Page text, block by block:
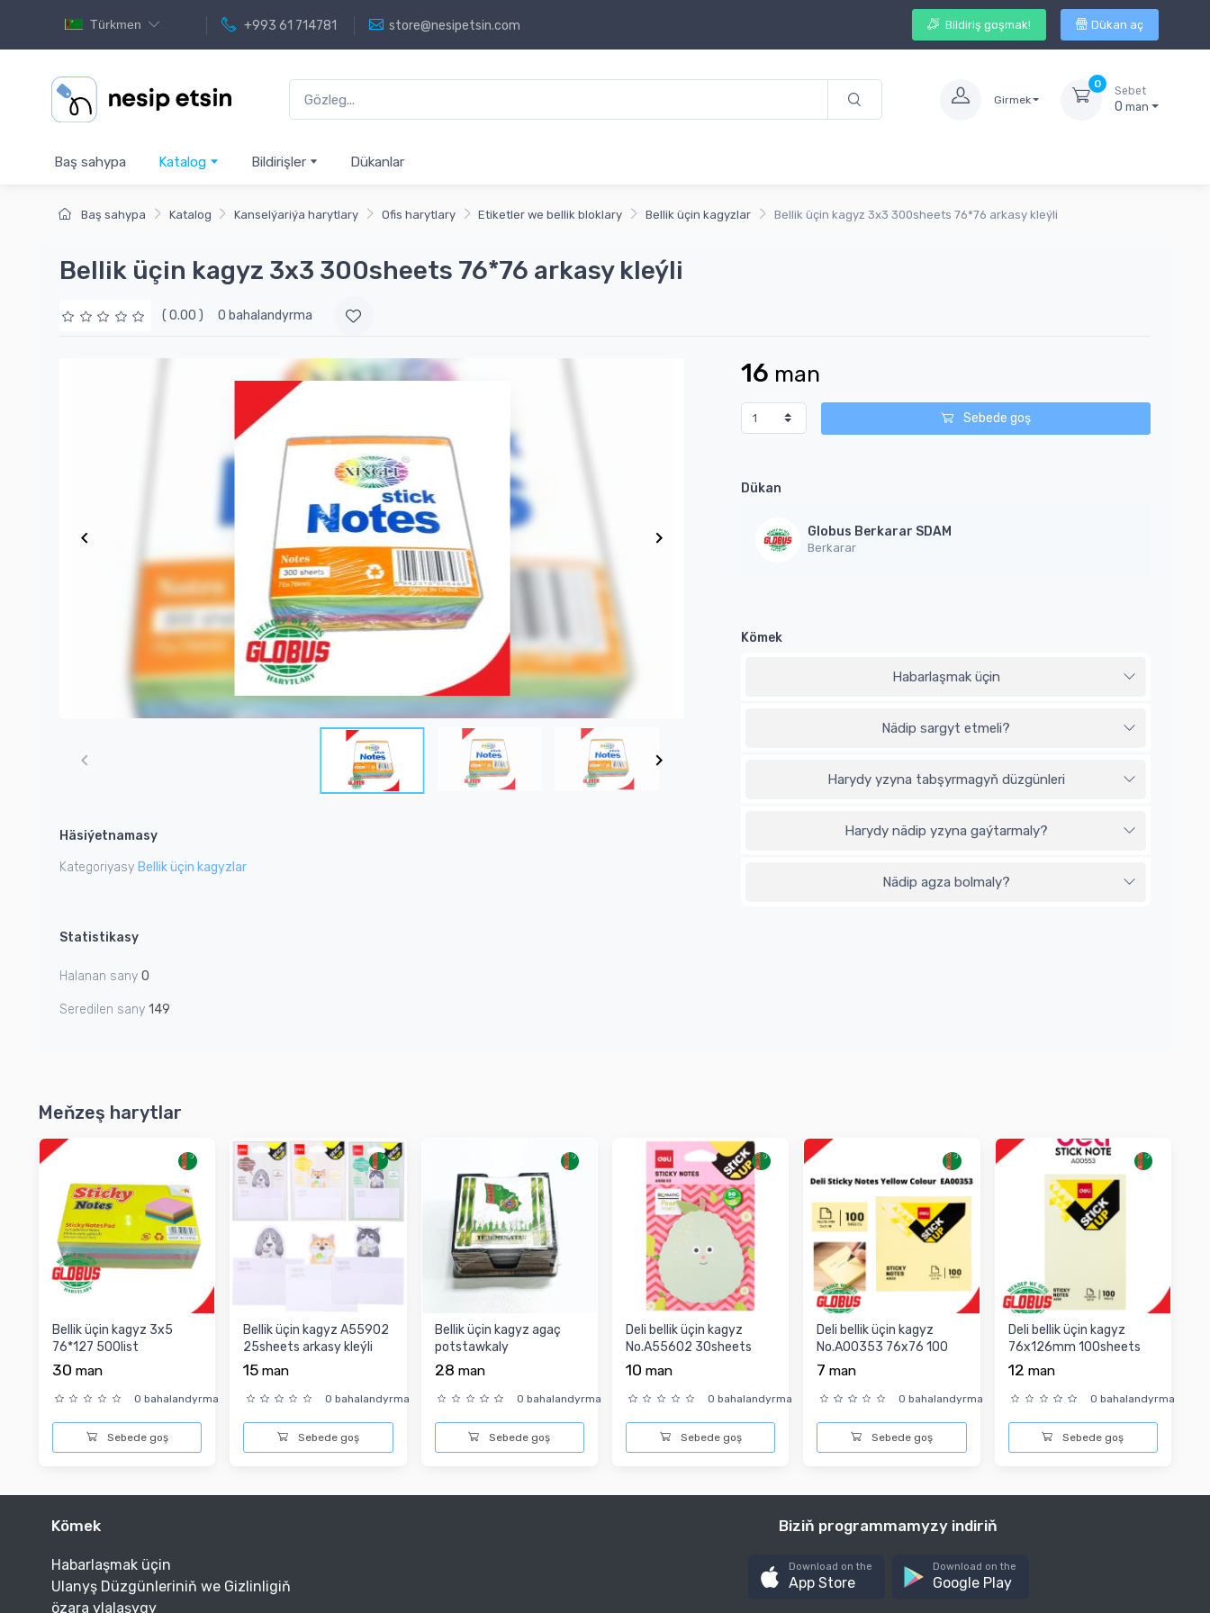
Türkmen +993 61 714781 store@nesipetsin.com Bildiriş goşmak! Dükan aç
Girmek
0
Sebet
0man
Baş sahypa Katalog Bildirişler Dükanlar
Baş sahypa Katalog Kanselýariýa harytlary Ofis harytlary Etiketler we bellik bloklary Bellik üçin kagyzlar Bellik üçin kagyz 3x3 300sheets 76*76 arkasy kleýli
Bellik üçin kagyz 3x3 300sheets 76*76 arkasy kleýli
( 0.00 ) 0 bahalandyrma
3
Häsiýetnamasy
Kategoriyasy Bellik üçin kagyzlar
Statistikasy
Halanan sany 0
Seredilen sany 149
16 man
Sebede goş
Dükan
Globus Berkarar SDAM
Berkarar
Kömek
Habarlaşmak üçin
Nädip sargyt etmeli?
Harydy yzyna tabşyrmagyň düzgünleri
Harydy nädip yzyna gaýtarmaly?
Nädip agza bolmaly?
Meňzeş harytlar
Bellik üçin kagyz 3x5
76*127 500list
30 man
0 bahalandyrma
Sebede goş
Bellik üçin kagyz A55902
25sheets arkasy kleýli
15man
0 bahalandyrma
Sebede goş
Bellik üçin kagyz agaç
potstawkaly
28 man
0 bahalandyrma
Sebede goş
Deli bellik üçin kagyz
No.A55602 30sheets
arkasy kleýli
10 man
0 bahalandyrma
Sebede goş
Deli bellik üçin kagyz
No.A00353 76x76 100
sheets arkasy kle...
7man
0 bahalandyrma
Sebede goş
Deli bellik üçin kagyz
76x126mm 100sheets
No.A00553 arkasy k...
12 man
0 bahalandyrma
Sebede goş
Kömek
Habarlaşmak üçin
Ulanyş Düzgünleriniň we Gizlinligiň
özara ylalaşygy
Biziň programmamyzy indiriň
Download on the
App Store
Download on the
Google Play